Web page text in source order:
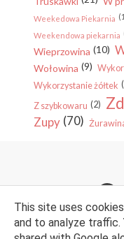
Weekedowa Piekarnia
Weekendowa piekarnia
Wieprzowina (10)
Wołowina (9)
Wykorzystanie żółtek
Z szybkowaru (2)
Zupy (70)
This site uses
and to analyze traffic.